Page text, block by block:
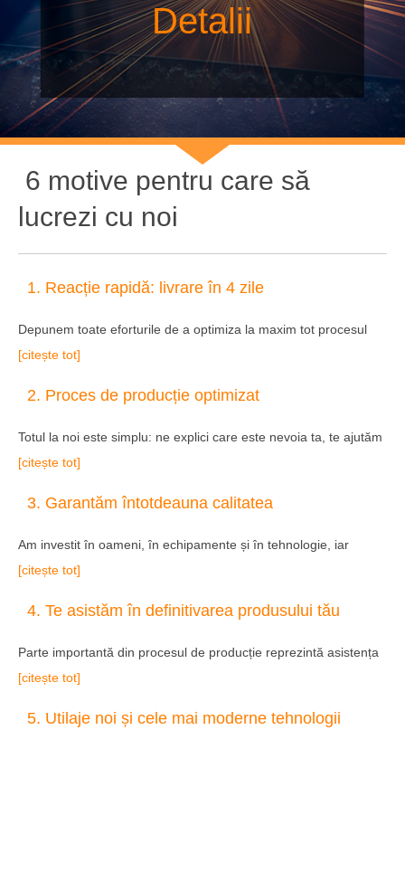
Detalii
6 motive pentru care să
lucrezi cu noi
1. Reacție rapidă: livrare în 4 zile
Depunem toate eforturile de a optimiza la maxim tot procesul
[citește tot]
2. Proces de producție optimizat
Totul la noi este simplu: ne explici care este nevoia ta, te ajutăm
[citește tot]
3. Garantăm întotdeauna calitatea
Am investit în oameni, în echipamente și în tehnologie, iar
[citește tot]
4. Te asistăm în definitivarea produsului tău
Parte importantă din procesul de producție reprezintă asistența
[citește tot]
5. Utilaje noi și cele mai moderne tehnologii